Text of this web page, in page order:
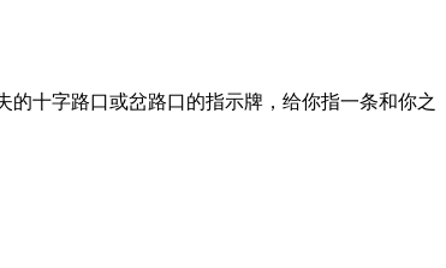
十字路口或岔路口的指示牌，给你指一条和你之